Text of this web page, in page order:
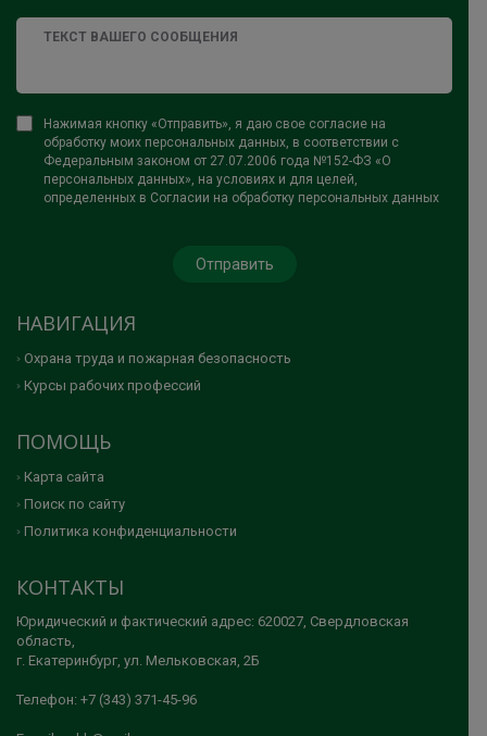
Нажимая кнопку «Отправить», я даю свое согласие на
обработку моих персональных данных, в соответствии с
Федеральным законом от 27.07.2006 года №152-ФЗ «О
персональных данных», на условиях и для целей,
определенных в Согласии на обработку персональных данных
НАВИГАЦИЯ
Охрана труда и пожарная безопасность
Курсы рабочих профессий
ПОМОЩЬ
Карта сайта
Поиск по сайту
Политика конфиденциальности
КОНТАКТЫ
Юридический и фактический адрес: 620027, Свердловская
область,
г. Екатеринбург, ул. Мельковская, 2Б
Телефон: +7 (343) 371-45-96